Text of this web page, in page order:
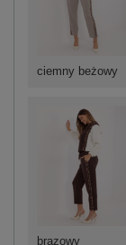
brązowy
ciemny beżowy